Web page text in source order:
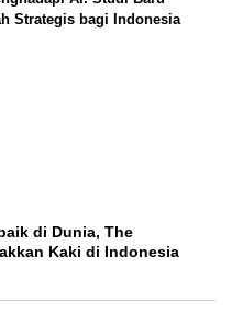
Strategis bagi Indonesia
di Dunia, The
Kaki di Indonesia